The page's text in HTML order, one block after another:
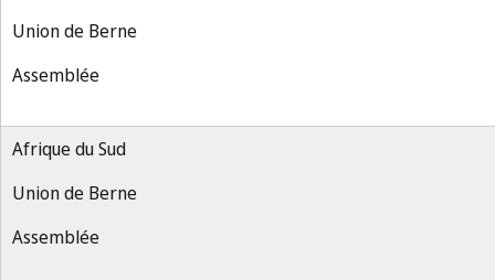
Union de Berne
Assemblée
Afrique du Sud
Union de Berne
Assemblée